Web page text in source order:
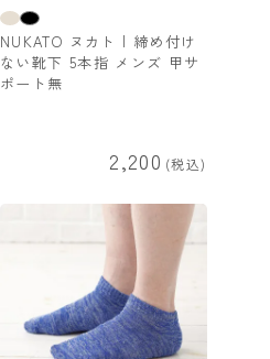
NUKATO ヌカト | 締め付け
ない靴下 5本指 メンズ 甲サ
ポート無
2,200 税込